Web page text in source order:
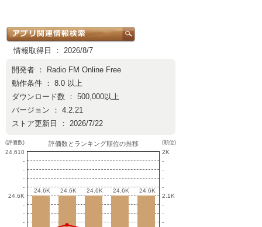
情報取得日 ： 2026/8/7
開発者 ：
Radio FM Online Free
動作条件 ： 8.0 以上
ダウンロード数 ： 500,000以上
バージョン ： 4.2.21
ストア更新日 ： 2026/7/22
(評価数)
24,610
-
-
-
-
24.6K
-
-
-
評価数とランキング順位の推移
24.6K
24.6K 24.6K
24.6K 24.6K
24.6K 24.6K
24.6K 24.6K
24.6K
(順位)
2K
-
-
-
-
2.1K
-
-
-